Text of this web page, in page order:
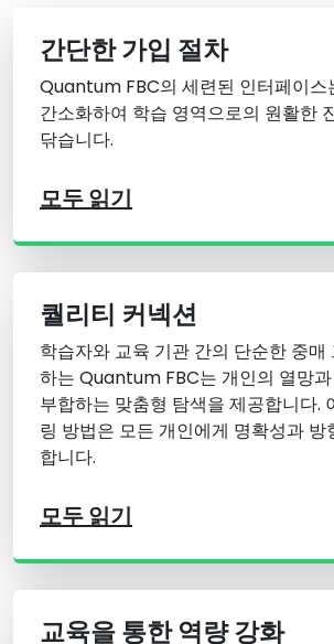
간단한 가입 절차
Quantum FBC의 세련된 인터페이스
간소화하여 학습 영역으로의 원활한
닦습니다.
모두 읽기
퀄리티 커넥션
학습자와 교육 기관 간의 단순한 중매
하는 Quantum FBC는 개인의 열망
부합하는 맞춤형 탐색을 제공합니다.
링 방법은 모든 개인에게 명확성과 방
합니다.
모두 읽기
교육을 통한 역량 강화